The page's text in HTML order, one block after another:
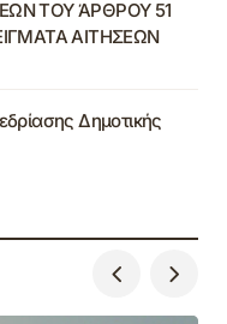
ΤΟΥ ΆΡΘΡΟΥ 51
ΑΙΤΗΣΕΩΝ
Δημοτικής